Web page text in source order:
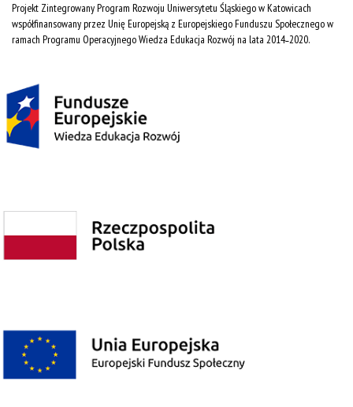
Projekt Zintegrowany Program Rozwoju Uniwersytetu Śląskiego w Katowicach
współfinansowany przez Unię Europejską z Europejskiego Funduszu Społecznego w
ramach Programu Operacyjnego Wiedza Edukacja Rozwój na lata 2014˗2020.